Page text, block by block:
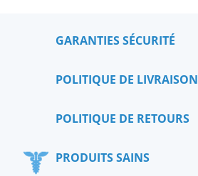
GARANTIES SÉCURITÉ
POLITIQUE DE LIVRAISON
POLITIQUE DE RETOURS
PRODUITS SAINS